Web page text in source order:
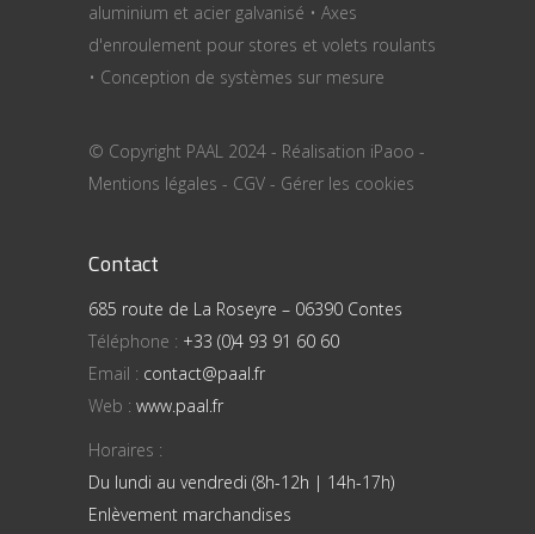
aluminium et acier galvanisé • Axes
d'enroulement pour stores et volets roulants
• Conception de systèmes sur mesure
© Copyright PAAL 2024 - Réalisation iPaoo -
Mentions légales - CGV - Gérer les cookies
Contact
685 route de La Roseyre – 06390 Contes
Téléphone : +33 (0)4 93 91 60 60
Email : contact@paal.fr
Web : www.paal.fr
Horaires :
Du lundi au vendredi (8h-12h | 14h-17h)
Enlèvement marchandises